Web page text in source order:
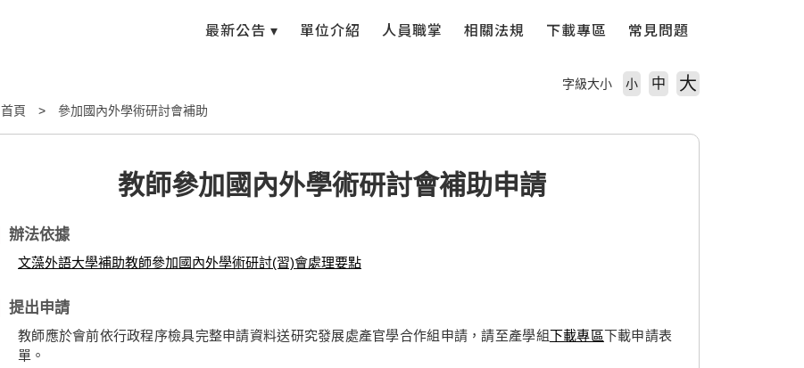
首頁 參加國內外學術研討會補助
字級大小 小 中 大
教師參加國內外學術研討會補助申請
辦法依據
文藻外語大學補助教師參加國內外學術研討(習)會處理要點
提出申請
教師應於會前依行政程序檢具完整申請資料送研究發展處產官學合作組申請，請至產學組下載專區下載申請表
單。
最新公告 ▾ 單位介紹 人員職掌 相關法規 下載專區 常見問題